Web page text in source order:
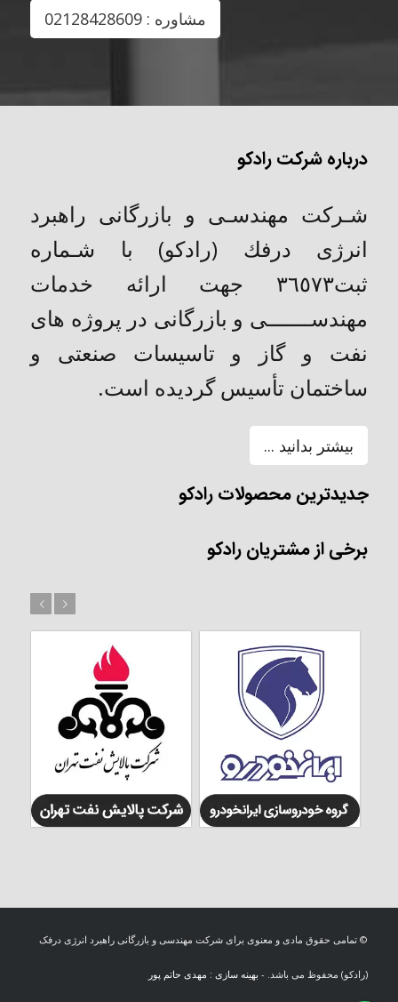
مشاوره : 02128428609
درباره شرکت رادکو
شـركت مهندسـی و بازرگانی راهبرد
انرژی درفك (رادکو) با شـماره
ثبت٣٦٥٧٣ جهت ارائه خدمات
مهندســـــــی و بازرگانی در پروژه های
نفت و گاز و تاسیسات صنعتی و
ساختمان تأسیس گردیده است.
بیشتر بدانید ...
جدیدترین محصولات رادکو
برخی از مشتریان رادکو
© تمامی حقوق مادی و معنوی برای شرکت مهندسی و بازرگانی راهبرد انرژی درفک
(رادکو) محفوظ می باشد. - بهینه سازی : مهدی حاتم پور